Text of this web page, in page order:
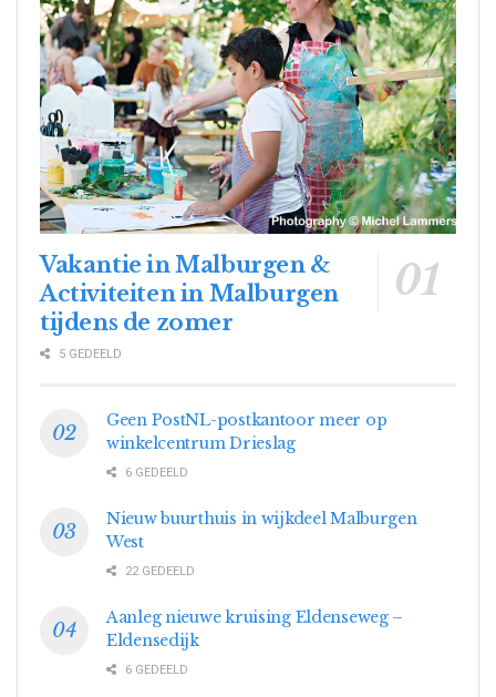
Vakantie in Malburgen &
Activiteiten in Malburgen
tijdens de zomer
5 GEDEELD
Geen PostNL-postkantoor meer op
winkelcentrum Drieslag
6 GEDEELD
Nieuw buurthuis in wijkdeel Malburgen
West
22 GEDEELD
Aanleg nieuwe kruising Eldenseweg –
Eldensedijk
6 GEDEELD